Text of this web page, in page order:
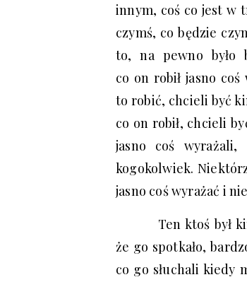
innym, coś co jest w
czymś, co będzie
to, na pewno
co on robił jasno
to robić, chcieli być
co on robił, chcieli
jasno coś
kogokolwiek.
jasno coś wyrażać i
Ten ktoś był
że go spotkało,
co go słuchali kiedy